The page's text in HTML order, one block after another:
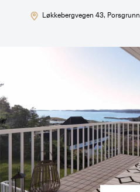
Løkkebergvegen 43, Porsgrunn